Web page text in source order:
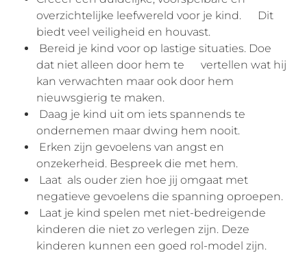
overzichtelijke leefwereld voor je kind. Dit
biedt veel veiligheid en houvast.
Bereid je kind voor op lastige situaties. Doe
dat niet alleen door hem te vertellen wat hij
kan verwachten maar ook door hem
nieuwsgierig te maken.
Daag je kind uit om iets spannends te
ondernemen maar dwing hem nooit.
Erken zijn gevoelens van angst en
onzekerheid. Bespreek die met hem.
Laat als ouder zien hoe jij omgaat met
negatieve gevoelens die spanning oproepen.
Laat je kind spelen met niet-bedreigende
kinderen die niet zo verlegen zijn. Deze
kinderen kunnen een goed rol-model zijn.